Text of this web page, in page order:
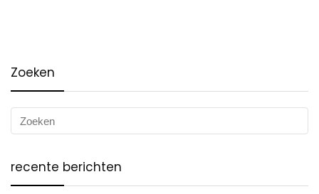
Zoeken
recente berichten